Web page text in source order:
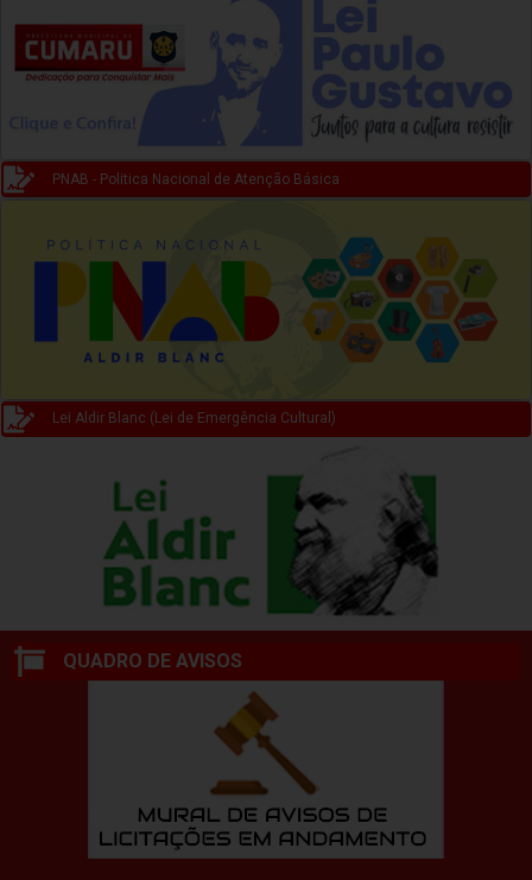
PNAB - Politica Nacional de Atenção Básica
Lei Aldir Blanc (Lei de Emergência Cultural)
QUADRO DE AVISOS